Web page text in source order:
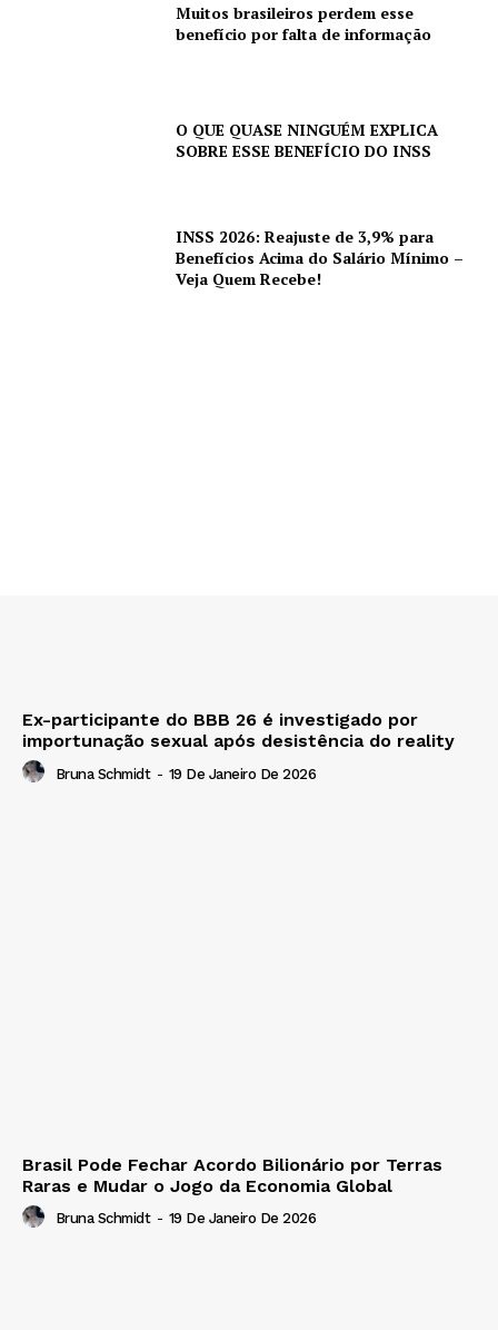
Muitos brasileiros perdem esse
benefício por falta de informação
O QUE QUASE NINGUÉM EXPLICA
SOBRE ESSE BENEFÍCIO DO INSS
INSS 2026: Reajuste de 3,9% para
Benefícios Acima do Salário Mínimo –
Veja Quem Recebe!
Ex-participante do BBB 26 é investigado por
importunação sexual após desistência do reality
Bruna Schmidt - 19 De Janeiro De 2026
Brasil Pode Fechar Acordo Bilionário por Terras
Raras e Mudar o Jogo da Economia Global
Bruna Schmidt - 19 De Janeiro De 2026